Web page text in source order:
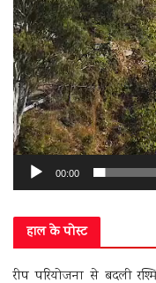
00:00
हाल के पोस्ट
रीप परियोजना से बदली